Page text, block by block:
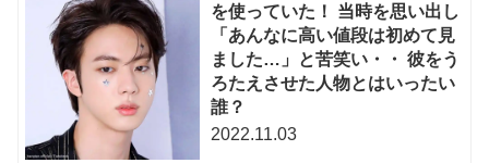
を使っていた！ 当時を思い出し
「あんなに高い値段は初めて見
ました…」と苦笑い・・ 彼をう
ろたえさせた人物とはいったい
誰？
2022.11.03